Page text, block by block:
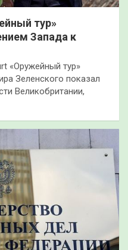
тур»
Запада к
«Оружейный тур»
Зеленского показал
Великобритании,